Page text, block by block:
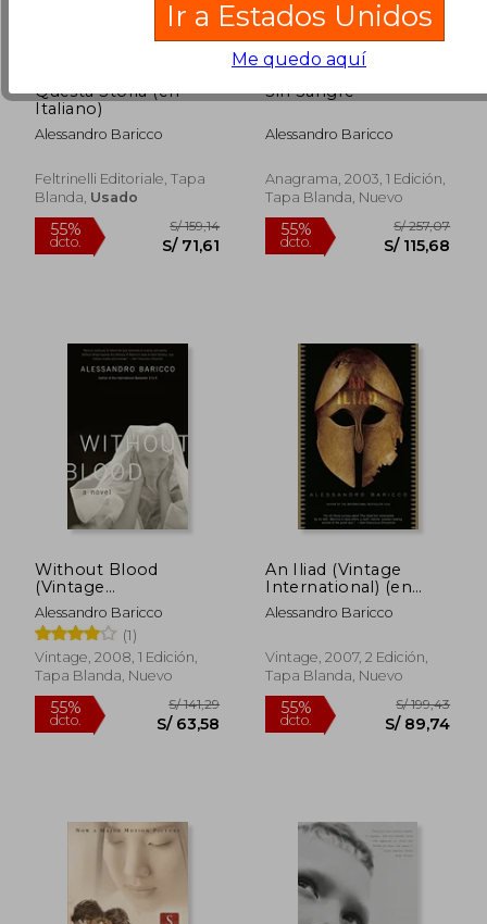
50% 55%
Questa Storia (en
Italiano)
Alessandro Baricco
Feltrinelli Editoriale, Tapa
Blanda, Usado
Sin Sangre
Alessandro Baricco
Anagrama, 2003, 1 Edición,
Tapa Blanda, Nuevo
Without Blood
(Vintage
International) (en
Inglés)
Alessandro Baricco
(1)
Vintage, 2008, 1 Edición,
Tapa Blanda, Nuevo
An Iliad (Vintage
International) (en
Inglés)
Alessandro Baricco
Vintage, 2007, 2 Edición,
Tapa Blanda, Nuevo
Ir a Estados Unidos
Me quedo aquí